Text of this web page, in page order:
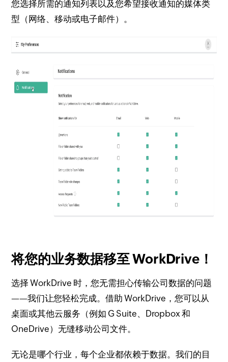
您选择所需的通知列表以及您希望接收通知的媒体类
型（网络、移动或电子邮件）。
将您的业务数据移至 WorkDrive！
选择 WorkDrive 时，您无需担心传输公司数据的问题
——我们让您轻松完成。借助 WorkDrive，您可以从
桌面或其他云服务（例如 G Suite、Dropbox 和
OneDrive）无缝移动公司文件。
无论是哪个行业，每个企业都依赖于数据。我们的目